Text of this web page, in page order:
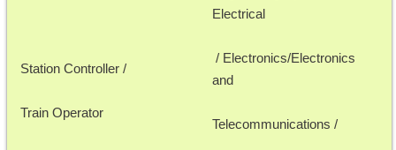
Station Controller /
Train Operator
Electrical
/ Electronics/Electronics
and
Telecommunications /